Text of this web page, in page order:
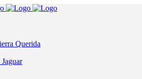
Querida